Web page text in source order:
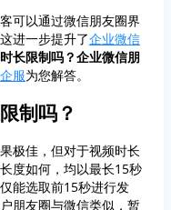
可以通过微信朋友圈界
进一步提升了企业微信
长限制吗？企业微信朋
服为您解答。
制吗？
极佳，但对于视频时长
度如何，均以最长15秒
能选取前15秒进行发
朋友圈与微信类似，暂